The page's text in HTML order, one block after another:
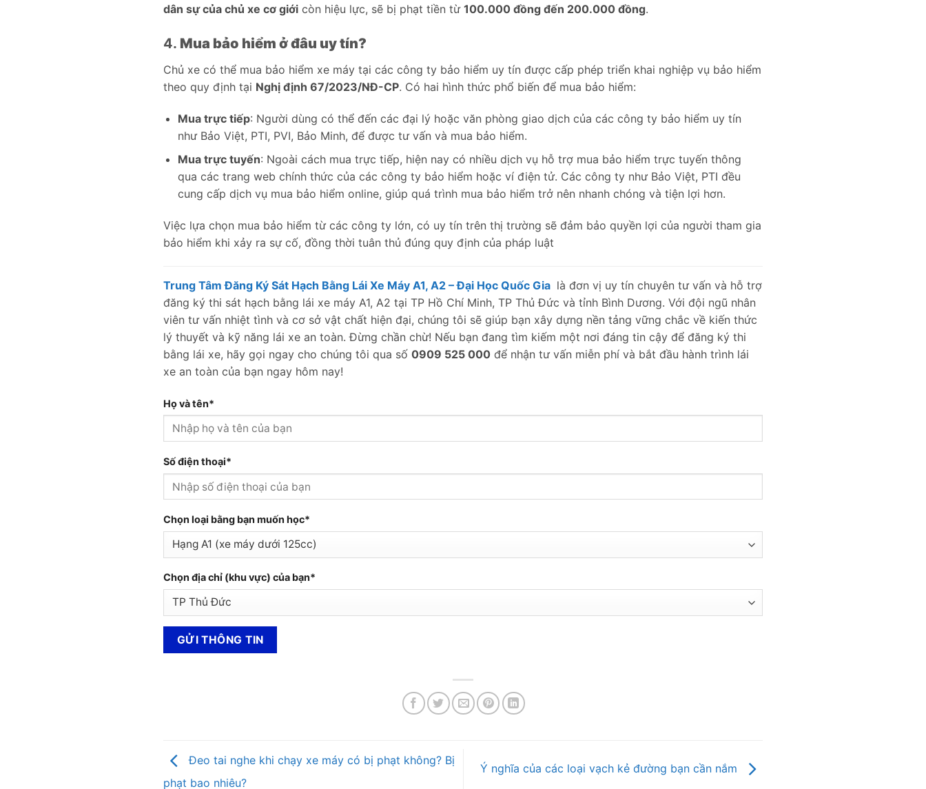
dân sự của chủ xe cơ giới còn hiệu lực, sẽ bị phạt tiền từ 100.000 đồng đến 200.000 đồng.
4. Mua bảo hiểm ở đâu uy tín?
Chủ xe có thể mua bảo hiểm xe máy tại các công ty bảo hiểm uy tín được cấp phép triển khai nghiệp vụ bảo hiểm
theo quy định tại Nghị định 67/2023/NĐ-CP. Có hai hình thức phổ biến để mua bảo hiểm:
Mua trực tiếp: Người dùng có thể đến các đại lý hoặc văn phòng giao dịch của các công ty bảo hiểm uy tín
như Bảo Việt, PTI, PVI, Bảo Minh, để được tư vấn và mua bảo hiểm.
Mua trực tuyến: Ngoài cách mua trực tiếp, hiện nay có nhiều dịch vụ hỗ trợ mua bảo hiểm trực tuyến thông
qua các trang web chính thức của các công ty bảo hiểm hoặc ví điện tử. Các công ty như Bảo Việt, PTI đều
cung cấp dịch vụ mua bảo hiểm online, giúp quá trình mua bảo hiểm trở nên nhanh chóng và tiện lợi hơn.
Việc lựa chọn mua bảo hiểm từ các công ty lớn, có uy tín trên thị trường sẽ đảm bảo quyền lợi của người tham gia
bảo hiểm khi xảy ra sự cố, đồng thời tuân thủ đúng quy định của pháp luật
Trung Tâm Đăng Ký Sát Hạch Bằng Lái Xe Máy A1, A2 – Đại Học Quốc Gia là đơn vị uy tín chuyên tư vấn và hỗ trợ
đăng ký thi sát hạch bằng lái xe máy A1, A2 tại TP Hồ Chí Minh, TP Thủ Đức và tỉnh Bình Dương. Với đội ngũ nhân
viên tư vấn nhiệt tình và cơ sở vật chất hiện đại, chúng tôi sẽ giúp bạn xây dựng nền tảng vững chắc về kiến thức
lý thuyết và kỹ năng lái xe an toàn. Đừng chần chừ! Nếu bạn đang tìm kiếm một nơi đáng tin cậy để đăng ký thi
bằng lái xe, hãy gọi ngay cho chúng tôi qua số 0909 525 000 để nhận tư vấn miễn phí và bắt đầu hành trình lái
xe an toàn của bạn ngay hôm nay!
Họ và tên*
Số điện thoại*
Chọn loại bằng bạn muốn học*
Chọn địa chỉ (khu vực) của bạn*
Đeo tai nghe khi chạy xe máy có bị phạt không? Bị
phạt bao nhiêu?
Ý nghĩa của các loại vạch kẻ đường bạn cần nắm